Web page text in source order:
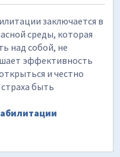
заключается в
среды, которая
над собой, не
эффективность
и честно
быть